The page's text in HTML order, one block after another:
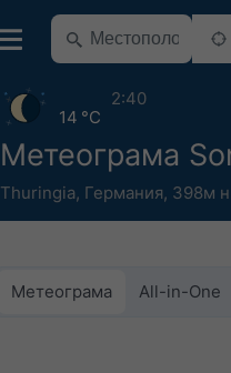
Метеограма
Thuringia, Германия, 398м
14 °C
2:40
Метеограма All-in-One